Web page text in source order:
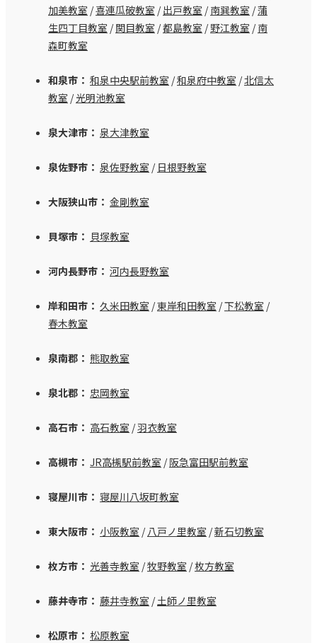
加美教室 /喜連瓜破教室 /出戸教室 /南巽教室 /蒲
生四丁目教室 /関目教室 /都島教室 /野江教室 /南
森町教室
和泉市： 和泉中央駅前教室 /和泉府中教室 /北信太
教室 /光明池教室
泉大津市： 泉大津教室
泉佐野市： 泉佐野教室 / 日根野教室
大阪狭山市： 金剛教室
貝塚市： 貝塚教室
河内長野市： 河内長野教室
岸和田市： 久米田教室 /東岸和田教室 /下松教室 /
春木教室
泉南郡： 熊取教室
泉北郡： 忠岡教室
高石市： 高石教室 /羽衣教室
高槻市： JR高槻駅前教室 /阪急富田駅前教室
寝屋川市： 寝屋川八坂町教室
東大阪市： 小阪教室 / 八戸ノ里教室 /新石切教室
枚方市： 光善寺教室 /牧野教室 /枚方教室
藤井寺市： 藤井寺教室 /土師ノ里教室
松原市： 松原教室